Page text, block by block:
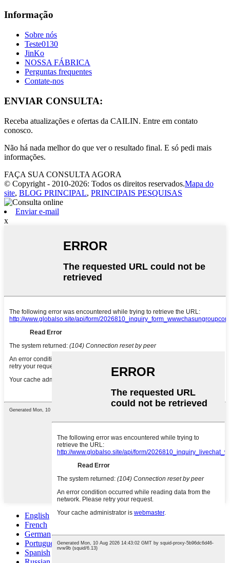
Informação
Sobre nós
Teste0130
JinKo
NOSSA FÁBRICA
Perguntas frequentes
Contate-nos
ENVIAR CONSULTA:
Receba atualizações e ofertas da CAILIN. Entre em contato
conosco.
Não há nada melhor do que ver o resultado final. E só pedi mais
informações.
FAÇA SUA CONSULTA AGORA
© Copyright - 2010-2026: Todos os direitos reservados.Mapa do
site, BLOG PRINCIPAL, PRINCIPAIS PESQUISAS
Enviar e-mail
x
English
French
German
Portuguese
Spanish